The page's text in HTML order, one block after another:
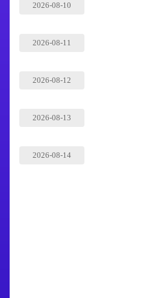
2026-08-10
2026-08-11
2026-08-12
2026-08-13
2026-08-14